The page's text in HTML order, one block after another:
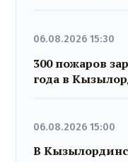
06.08.2026 15:30
300 пожаров
года в
06.08.2026 15:00
В